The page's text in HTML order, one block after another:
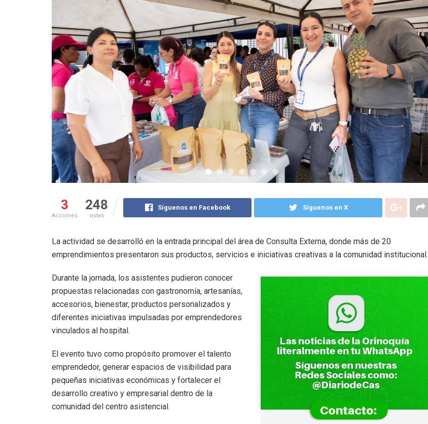
3
Acciones
248
vistas
Síguenos en Facebook Síguenos en X
La actividad se desarrolló en la entrada principal del área de Consulta Externa, donde más de 20
emprendimientos presentaron sus productos, servicios e iniciativas creativas a la comunidad institucional.
Durante la jornada, los asistentes pudieron conocer
propuestas relacionadas con gastronomía, artesanías,
accesorios, bienestar, productos personalizados y
diferentes iniciativas impulsadas por emprendedores
vinculados al hospital.
El evento tuvo como propósito promover el talento
emprendedor, generar espacios de visibilidad para
pequeñas iniciativas económicas y fortalecer el
desarrollo creativo y empresarial dentro de la
comunidad del centro asistencial.